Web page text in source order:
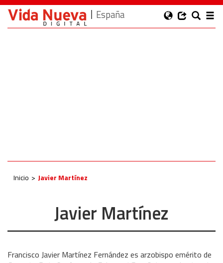
España
Inicio Javier Martínez
Javier Martínez
Francisco Javier Martínez Fernández es arzobispo emérito de